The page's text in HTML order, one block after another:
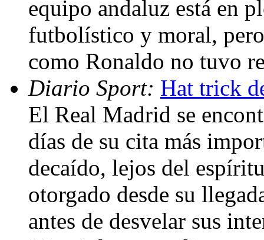
equipo andaluz está en
futbolístico y moral,
como Ronaldo no tuvo
Diario Sport: Hat trick
El Real Madrid se
días de su cita más
decaído, lejos del
otorgado desde su
antes de desvelar sus